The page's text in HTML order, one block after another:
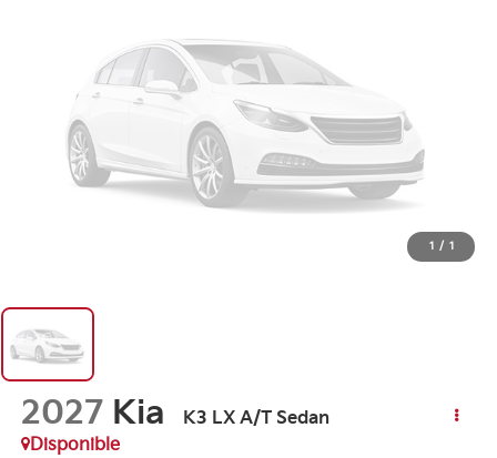
1 / 1
2027 Kia
K3 LX A/T Sedan
Disponible